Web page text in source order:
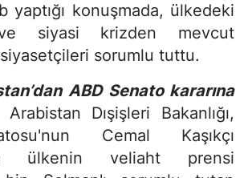
yaptığı konuşmada, ülkedeki
siyasi krizden mevcut
sorumlu tuttu.
ABD Senato kararına
Dışişleri Bakanlığı,
Cemal Kaşıkçı
ülkenin veliaht prensi